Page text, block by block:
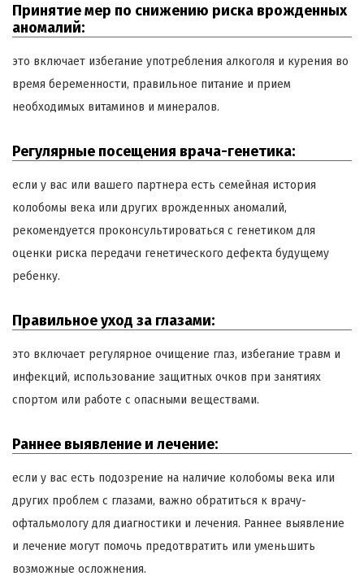
Принятие мер по снижению риска врожденных
аномалий:
это включает избегание употребления алкоголя и курения во
время беременности, правильное питание и прием
необходимых витаминов и минералов.
Регулярные посещения врача-генетика:
если у вас или вашего партнера есть семейная история
колобомы века или других врожденных аномалий,
рекомендуется проконсультироваться с генетиком для
оценки риска передачи генетического дефекта будущему
ребенку.
Правильное уход за глазами:
это включает регулярное очищение глаз, избегание травм и
инфекций, использование защитных очков при занятиях
спортом или работе с опасными веществами.
Раннее выявление и лечение:
если у вас есть подозрение на наличие колобомы века или
других проблем с глазами, важно обратиться к врачу-
офтальмологу для диагностики и лечения. Раннее выявление
и лечение могут помочь предотвратить или уменьшить
возможные осложнения.